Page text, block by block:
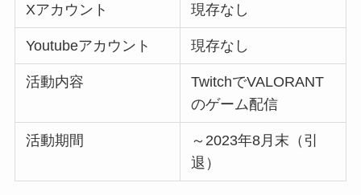
Xアカウント 現存なし
Youtubeアカウント 現存なし
活動内容
TwitchでVALORANT
のゲーム配信
活動期間
～2023年8月末（引
退）